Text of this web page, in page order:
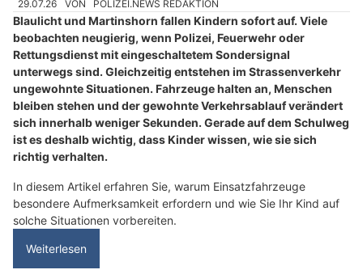
29.07.26 VON POLIZEI.NEWS REDAKTION
Blaulicht und Martinshorn fallen Kindern sofort auf. Viele
beobachten neugierig, wenn Polizei, Feuerwehr oder
Rettungsdienst mit eingeschaltetem Sondersignal
unterwegs sind. Gleichzeitig entstehen im Strassenverkehr
ungewohnte Situationen. Fahrzeuge halten an, Menschen
bleiben stehen und der gewohnte Verkehrsablauf verändert
sich innerhalb weniger Sekunden. Gerade auf dem Schulweg
ist es deshalb wichtig, dass Kinder wissen, wie sie sich
richtig verhalten.
In diesem Artikel erfahren Sie, warum Einsatzfahrzeuge
besondere Aufmerksamkeit erfordern und wie Sie Ihr Kind auf
solche Situationen vorbereiten.
Weiterlesen